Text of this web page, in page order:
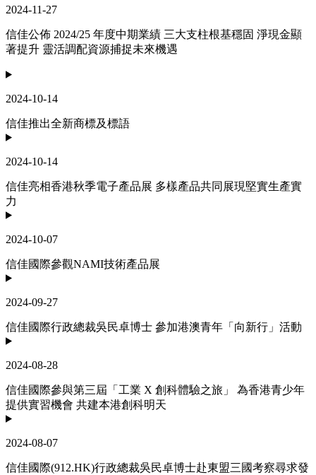
2024-11-27
信佳公佈 2024/25 年度中期業績 三大支柱根基穩固 淨現金顯
著提升 靈活調配資源捕捉未來機遇
2024-10-14
信佳推出全新商標及標語
2024-10-14
信佳亮相香港秋季電子產品展 多樣產品共同展現堅實生產實
力
2024-10-07
信佳國際參觀NAMI技術產品展
2024-09-27
信佳國際行政總裁吳民卓博士 參加港澳青年「向新行」活動
2024-08-28
信佳國際參與第三屆「工業 X 創科體驗之旅」 為香港青少年
提供實習機會 共建本港創科明天
2024-08-07
信佳國際(912.HK)行政總裁吳民卓博士赴東盟三國考察尋求發